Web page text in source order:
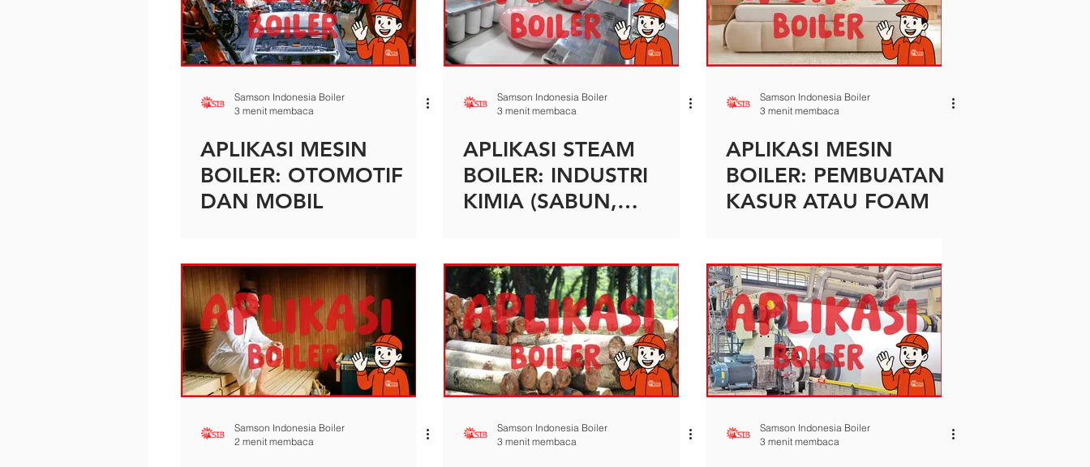
Samson Indonesia Boiler
3 menit membaca
APLIKASI MESIN
BOILER: OTOMOTIF
DAN MOBIL
Samson Indonesia Boiler
3 menit membaca
APLIKASI STEAM
BOILER: INDUSTRI
KIMIA (SABUN,
Samson Indonesia Boiler
3 menit membaca
APLIKASI MESIN
BOILER: PEMBUATAN
KASUR ATAU FOAM
Samson Indonesia Boiler
2 menit membaca
Samson Indonesia Boiler
3 menit membaca
Samson Indonesia Boiler
3 menit membaca